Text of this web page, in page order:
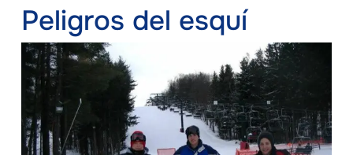
Peligros del esquí